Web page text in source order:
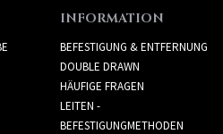
INFORMATION
BEFESTIGUNG & ENTFERNUNG
DOUBLE DRAWN
HÄUFIGE FRAGEN
LEITEN -
BEFESTIGUNGMETHODEN